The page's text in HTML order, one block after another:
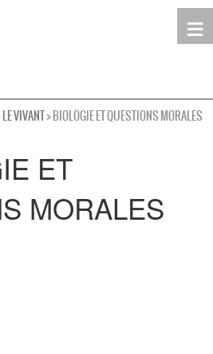
≡
Seconde
Première
Terminale
Rechercher
LE VIVANT> BIOLOGIE ET QUESTIONS MORALES
ET
MORALES